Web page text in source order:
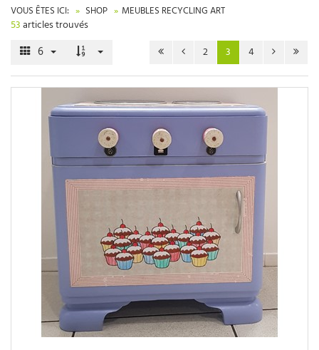
VOUS ÊTES ICI: SHOP MEUBLES RECYCLING ART
53articles trouvés
6 2 3 4